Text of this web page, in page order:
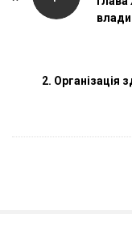
влади
2. Організація